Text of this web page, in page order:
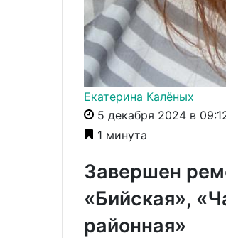
Екатерина Калёных
5 декабря 2024 в
1 минута
Завершен
«Бийская»,
районная»